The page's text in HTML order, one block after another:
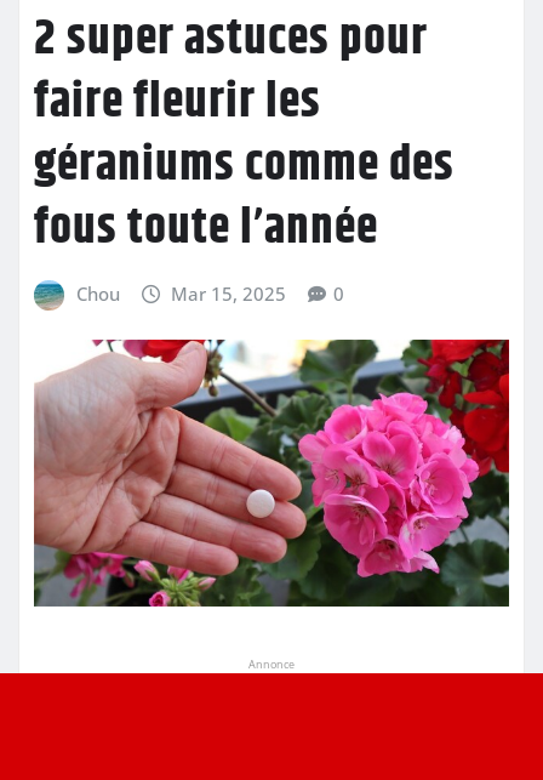
2 super astuces pour
faire fleurir les
géraniums comme des
fous toute l’année
Chou Mar 15, 2025 0
Annonce